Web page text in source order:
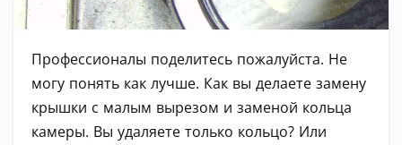
Профессионалы поделитесь пожалуйста. Не
могу понять как лучше. Как вы делаете замену
крышки с малым вырезом и заменой кольца
камеры. Вы удаляете только кольцо? Или